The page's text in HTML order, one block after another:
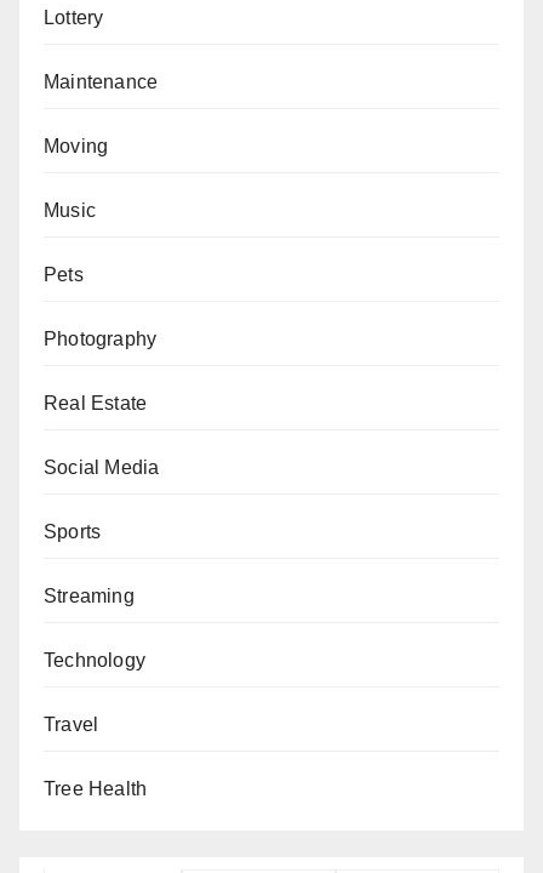
Lottery
Maintenance
Moving
Music
Pets
Photography
Real Estate
Social Media
Sports
Streaming
Technology
Travel
Tree Health